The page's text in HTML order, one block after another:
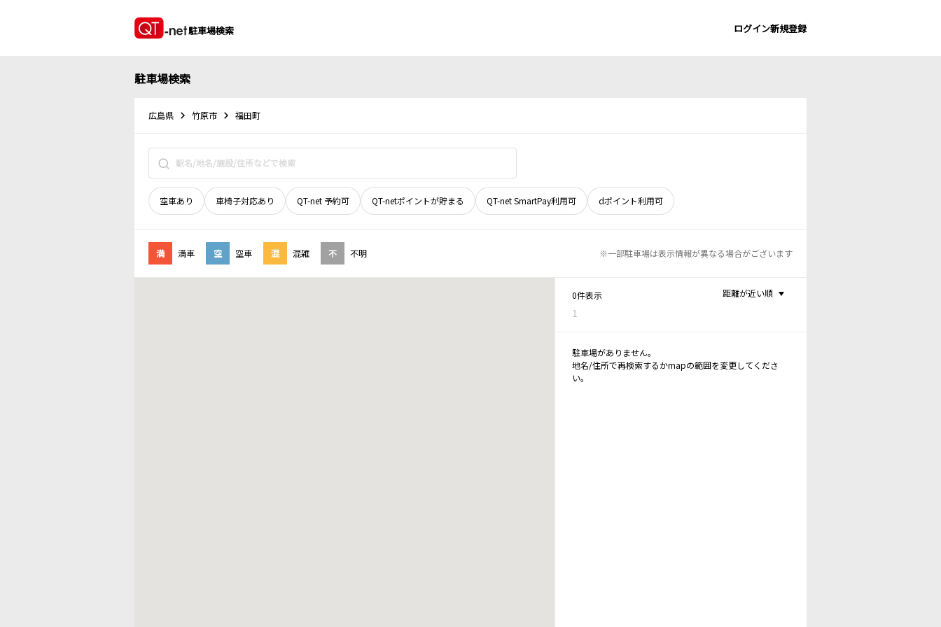
駐車場検索 ログイン新規登録
駐車場検索
広島県 竹原市 福田町
空車あり 車椅子対応あり QT-net 予約可 QT-netポイントが貯まる QT-net SmartPay利用可 dポイント利用可
満 満車 空 空車 混 混雑 不 不明 ※一部駐車場は表示情報が異なる場合がございます
0件表示
1
距離が近い順
駐車場がありません。
地名/住所で再検索するかmapの範囲を変更してくださ
い。